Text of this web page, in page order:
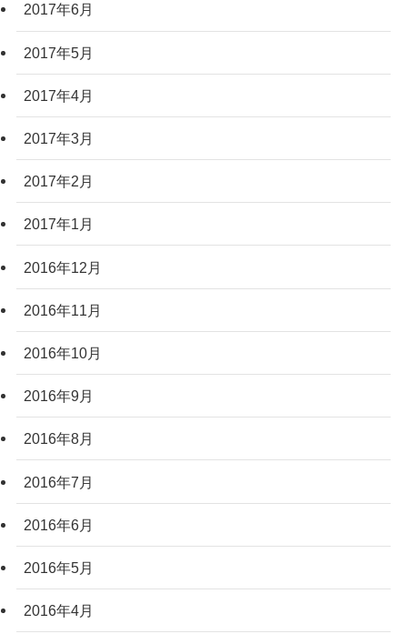
2017年6月
2017年5月
2017年4月
2017年3月
2017年2月
2017年1月
2016年12月
2016年11月
2016年10月
2016年9月
2016年8月
2016年7月
2016年6月
2016年5月
2016年4月